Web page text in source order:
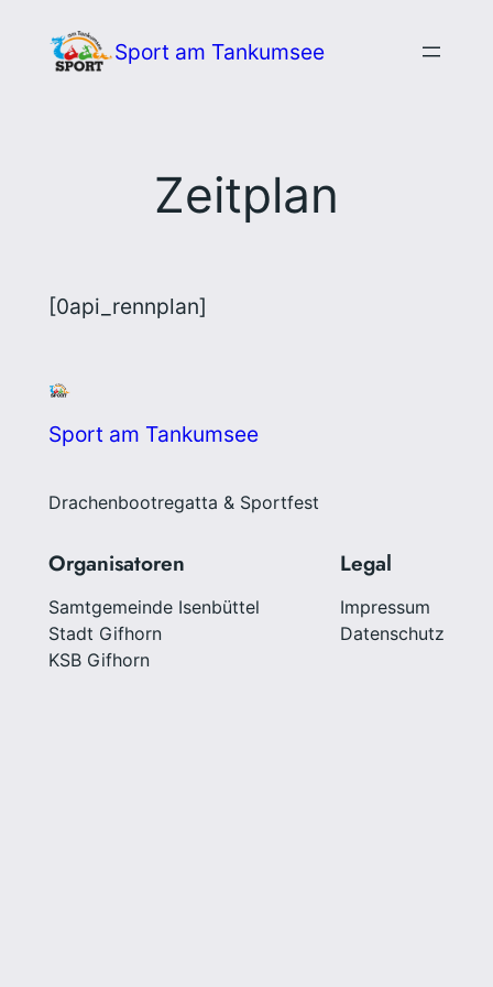
Inhalt
Sport am Tankumsee
Zeitplan
[0api_rennplan]
Sport am Tankumsee
Drachenbootregatta & Sportfest
Organisatoren
Samtgemeinde Isenbüttel
Stadt Gifhorn
KSB Gifhorn
Legal
Impressum
Datenschutz